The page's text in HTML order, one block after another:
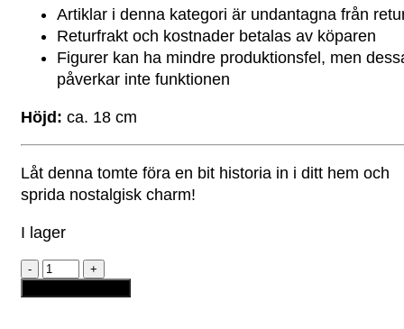
Artiklar i denna kategori är undantagna från
Returfrakt och kostnader betalas av köparen
Figurer kan ha mindre produktionsfel, men
påverkar inte funktionen
Höjd: ca. 18 cm
Låt denna tomte föra en bit historia in i ditt hem och
sprida nostalgisk charm!
I lager
Tomte
på
sockel